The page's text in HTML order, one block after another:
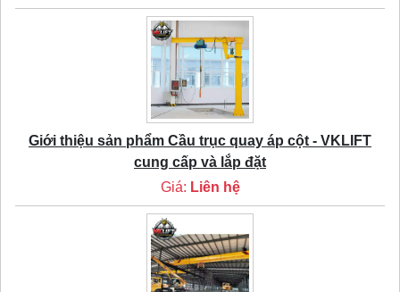
Giới thiệu sản phẩm Cầu trục quay áp cột - VKLIFT
cung cấp và lắp đặt
Giá: Liên hệ